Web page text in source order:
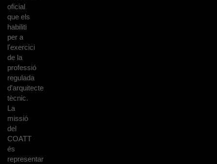
oficial
que els
habiliti
per a
l'exercici
de la
professió
regulada
d'arquitecte
tècnic.
La
missió
del
COATT
és
representar